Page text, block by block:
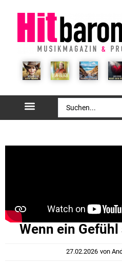
Wenn ein
27.02.2026 von